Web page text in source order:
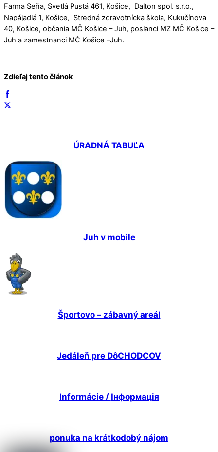
Farma Seňa, Svetlá Pustá 461, Košice, Dalton spol. s.r.o.,
Napájadlá 1, Košice, Stredná zdravotnícka škola, Kukučínova
40, Košice, občania MČ Košice – Juh, poslanci MZ MČ Košice –
Juh a zamestnanci MČ Košice –Juh.
Zdieľaj tento článok
ÚRADNÁ TABUĽA
Juh v mobile
Športovo – zábavný areál
Jedáleň pre DôCHODCOV
Informácie / Інформація
ponuka na krátkodobý nájom